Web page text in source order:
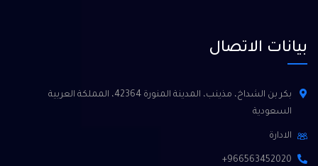
بيانات الاتصال
بكر بن الشداخ، مذينب، المدينة المنورة 42364، المملكة العربية
السعودية
الادارة
966563452020+